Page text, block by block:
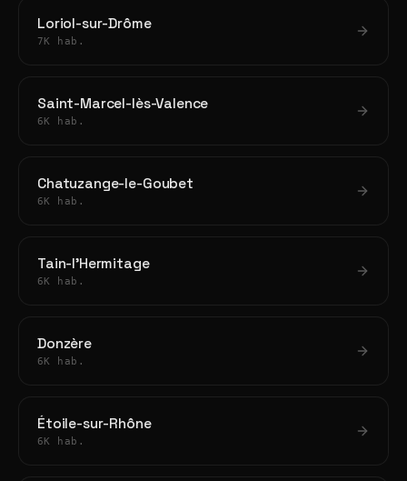
Loriol-sur-Drôme
7K hab.
Saint-Marcel-lès-Valence
6K hab.
Chatuzange-le-Goubet
6K hab.
Tain-l'Hermitage
6K hab.
Donzère
6K hab.
Étoile-sur-Rhône
6K hab.